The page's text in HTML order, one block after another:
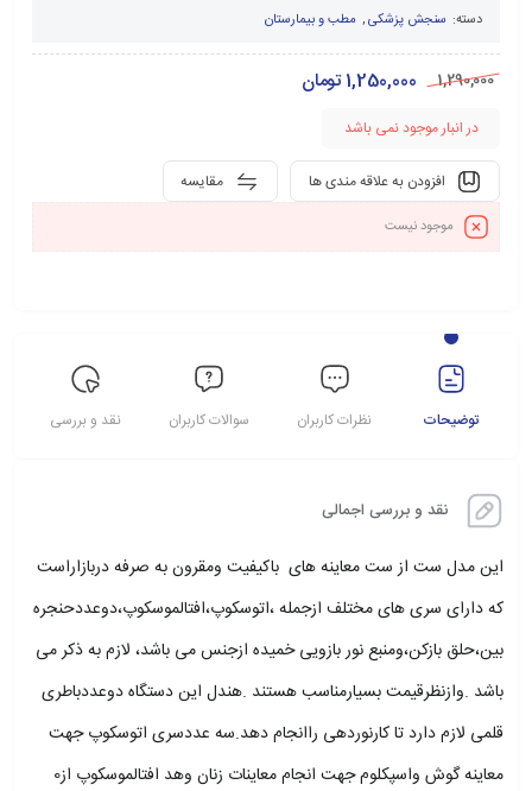
دسته: سنجش پزشکی, مطب و بیمارستان
1,290,000
1,250,000تومان
در انبار موجود نمی باشد
مقایسه افزودن به علاقه مندی ها
موجود نیست
توضیحات نظرات کاربران سوالات کاربران نقد و بررسی
نقد و بررسی اجمالی
این مدل ست از ست معاینه های باکیفیت ومقرون به صرفه دربازاراست
که دارای سری های مختلف ازجمله ،اتوسکوپ،افتالموسکوپ،دوعددحنجره
بین،حلق بازکن،ومنبع نور بازویی خمیده ازجنس می باشد، لازم به ذکر می
باشد .وازنظرقیمت بسیارمناسب هستند .هندل این دستگاه دوعددباطری
قلمی لازم دارد تا کارنوردهی راانجام دهد.سه عددسری اتوسکوپ جهت
معاینه گوش واسپکلوم جهت انجام معاینات زنان وهد افتالموسکوپ از0